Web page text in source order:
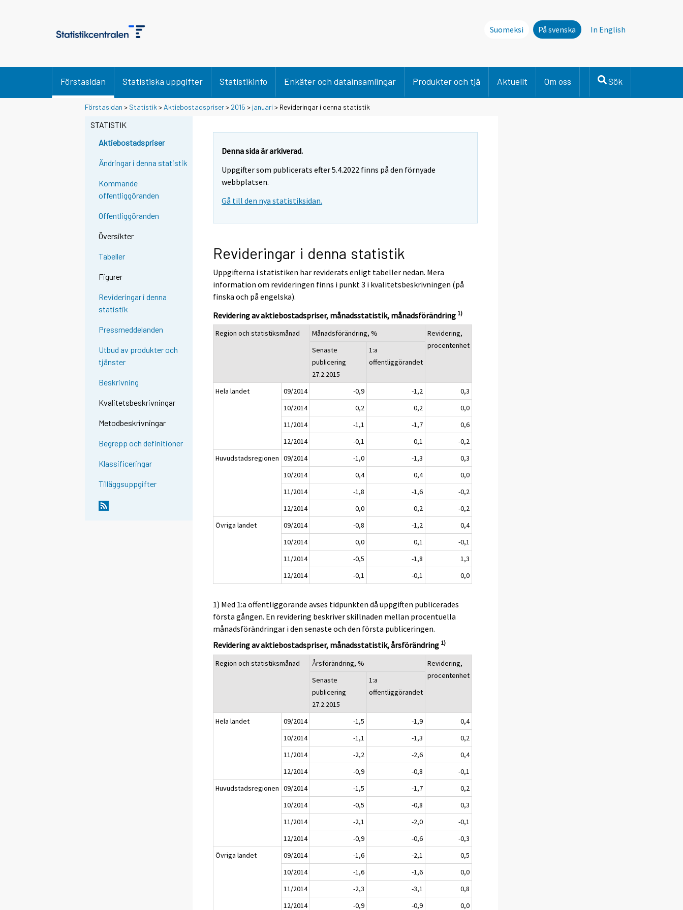
Suomeksi På svenska In English
Förstasidan Statistiska uppgifter Statistikinfo Enkäter och datainsamlingar Produkter och tjä Aktuellt Om oss Sök
Förstasidan > Statistik > Aktiebostadspriser> 2015 > januari > Revideringar i denna statistik
STATISTIK
Aktiebostadspriser
Ändringar i denna statistik
Kommande
offentliggöranden
Offentliggöranden
Översikter
Tabeller
Figurer
Revideringar i denna
statistik
Pressmeddelanden
Utbud av produkter och
tjänster
Beskrivning
Kvalitetsbeskrivningar
Metodbeskrivningar
Begrepp och definitioner
Klassificeringar
Tilläggsuppgifter
Denna sida är arkiverad.
Uppgifter som publicerats efter 5.4.2022 finns på den förnyade
webbplatsen.
Gå till den nya statistiksidan.
Revideringar i denna statistik
Uppgifterna i statistiken har reviderats enligt tabeller nedan. Mera
information om revideringen finns i punkt 3 i kvalitetsbeskrivningen (på
finska och på engelska).
Revidering av aktiebostadspriser, månadsstatistik, månadsförändring 1)
Region och statistiksmånad Månadsförändring, %
Revidering,
procentenhet
Senaste
publicering
27.2.2015
1:a
offentliggörandet
Hela landet 09/2014 -0,9 -1,2
0,3
10/2014
0,2 0,2
0,0
11/2014
-1,1 -1,7
0,6
12/2014
-0,1 0,1
-0,2
Huvudstadsregionen 09/2014 -1,0 -1,3
0,3
10/2014
0,4 0,4
0,0
11/2014
-1,8 -1,6
-0,2
12/2014
0,0 0,2
-0,2
Övriga landet
09/2014 -0,8 -1,2
0,4
10/2014
0,0 0,1
-0,1
11/2014
-0,5 -1,8
1,3
12/2014
-0,1 -0,1 0,0
1) Med 1:a offentliggörande avses tidpunkten då uppgiften publicerades
första gången. En revidering beskriver skillnaden mellan procentuella
månadsförändringar i den senaste och den första publiceringen.
Revidering av aktiebostadspriser, månadsstatistik, årsförändring 1)
Region och statistiksmånad Årsförändring, %
Revidering,
procentenhet
Senaste
publicering
27.2.2015
1:a
offentliggörandet
Hela landet 09/2014 -1,5 -1,9
0,4
10/2014
-1,1 -1,3
0,2
11/2014
-2,2 -2,6
0,4
12/2014
-0,9 -0,8
-0,1
Huvudstadsregionen 09/2014 -1,5 -1,7
0,2
10/2014
-0,5 -0,8
0,3
11/2014
-2,1 -2,0
-0,1
12/2014
-0,9 -0,6
-0,3
Övriga landet
09/2014 -1,6 -2,1
0,5
10/2014
-1,6 -1,6
0,0
11/2014
-2,3 -3,1
0,8
12/2014
-0,9 -0,9 0,0